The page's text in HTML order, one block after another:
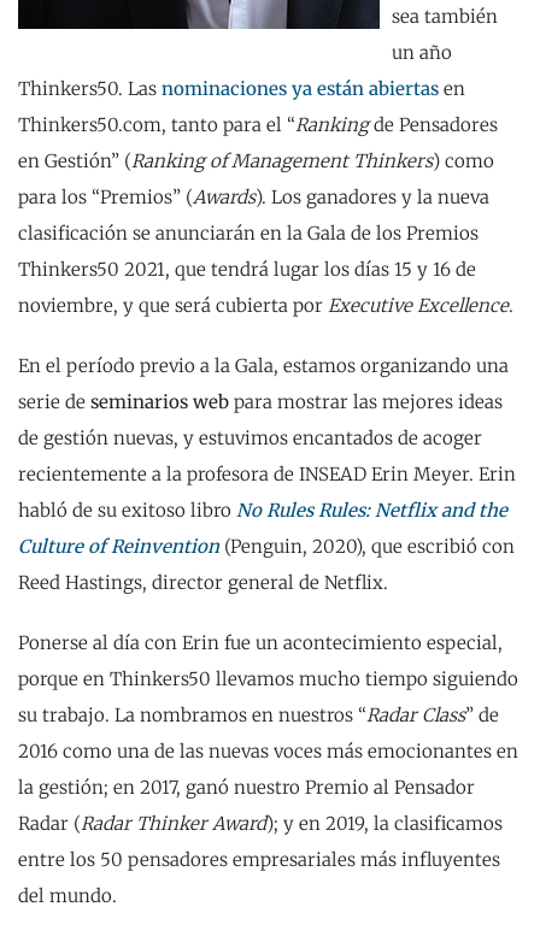
sea también
un año
Thinkers50. Las nominaciones ya están abiertas en
Thinkers50.com, tanto para el “Rankingde Pensadores
en Gestión” (Ranking of Management Thinkers) como
para los “Premios” (Awards). Los ganadores y la nueva
clasificación se anunciarán en la Gala de los Premios
Thinkers50 2021, que tendrá lugar los días 15 y 16 de
noviembre, y que será cubierta por Executive Excellence.
En el período previo a la Gala, estamos organizando una
serie de seminarios web para mostrar las mejores ideas
de gestión nuevas, y estuvimos encantados de acoger
recientemente a la profesora de INSEAD Erin Meyer. Erin
habló de su exitoso libro No Rules Rules: Netflix and the
Culture of Reinvention (Penguin, 2020), que escribió con
Reed Hastings, director general de Netflix.
Ponerse al día con Erin fue un acontecimiento especial,
porque en Thinkers50 llevamos mucho tiempo siguiendo
su trabajo. La nombramos en nuestros “Radar Class” de
2016 como una de las nuevas voces más emocionantes en
la gestión; en 2017, ganó nuestro Premio al Pensador
Radar (Radar Thinker Award); y en 2019, la clasificamos
entre los 50 pensadores empresariales más influyentes
del mundo.